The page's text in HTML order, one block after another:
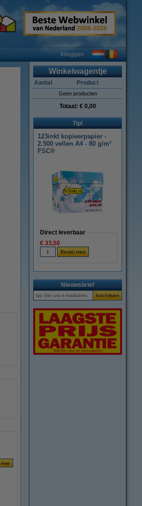
Inloggen
vergroten
Winkelwagentje
Aantal Product
Geen producten
Totaal: € 0,00
Tip!
123inkt kopieerpapier -
2.500 vellen A4 - 80 g/m²
FSC®
Direct leverbaar
€ 33,50
Nieuwsbrief